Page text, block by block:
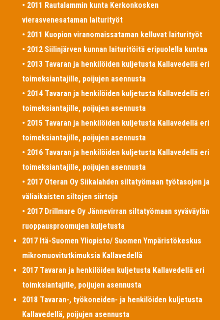
• 2011 Rautalammin kunta Kerkonkosken
vierasvenesataman laiturityöt
• 2011 Kuopion viranomaissataman kelluvat laiturityöt
• 2012 Siilinjärven kunnan laituritöitä eripuolella kuntaa
• 2013 Tavaran ja henkilöiden kuljetusta Kallavedellä eri
toimeksiantajille, poijujen asennusta
• 2014 Tavaran ja henkilöiden kuljetusta Kallavedellä eri
toimeksiantajille, poijujen asennusta
• 2015 Tavaran ja henkilöiden kuljetusta Kallavedellä eri
toimeksiantajille, poijujen asennusta
• 2016 Tavaran ja henkilöiden kuljetusta Kallavedellä eri
toimeksiantajille, poijujen asennusta
• 2017 Oteran Oy Siikalahden siltatyömaan työtasojen ja
väliaikaisten siltojen siirtoja
• 2017 Drillmare Oy Jännevirran siltatyömaan syväväylän
ruoppausproomujen kuljetusta
2017 Itä-Suomen Yliopisto/ Suomen Ympäristökeskus
mikromuovitutkimuksia Kallavedellä
2017 Tavaran ja henkilöiden kuljetusta Kallavedellä eri
toimksiantajille, poijujen asennusta
2018 Tavaran-, työkoneiden- ja henkilöiden kuljetusta
Kallavedellä, poijujen asennusta